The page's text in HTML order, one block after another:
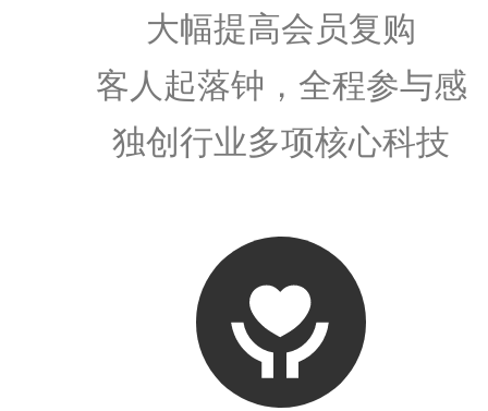
大幅提高会员复购
客人起落钟，全程参与感
独创行业多项核心科技